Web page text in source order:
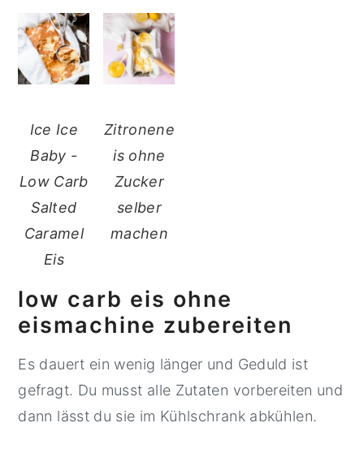
Ice Ice
Baby -
Low Carb
Salted
Caramel
Eis
Zitronene
is ohne
Zucker
selber
machen
low carb eis ohne
eismachine zubereiten
Es dauert ein wenig länger und Geduld ist
gefragt. Du musst alle Zutaten vorbereiten und
dann lässt du sie im Kühlschrank abkühlen.